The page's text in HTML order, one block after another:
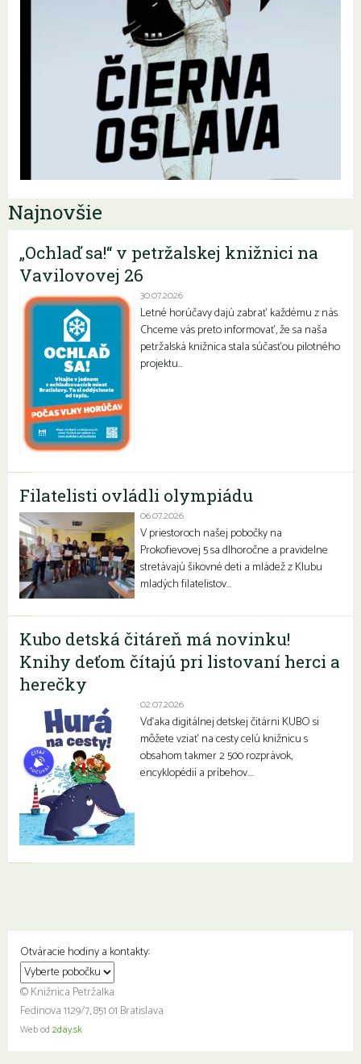
Najnovšie
„Ochlaď sa!“ v petržalskej knižnici na
Vavilovovej 26
30.07.2026
Letné horúčavy dajú zabrať každému z nás.
Chceme vás preto informovať, že sa naša
petržalská knižnica stala súčasťou pilotného
projektu…
Filatelisti ovládli olympiádu
06.07.2026
V priestoroch našej pobočky na
Prokofievovej 5 sa dlhoročne a pravidelne
stretávajú šikovné deti a mládež z Klubu
mladých filatelistov…
Kubo detská čitáreň má novinku!
Knihy deťom čítajú pri listovaní herci a
herečky
02.07.2026
Vďaka digitálnej detskej čitárni KUBO si
môžete vziať na cesty celú knižnicu s
obsahom takmer 2 500 rozprávok,
encyklopédií a príbehov….
Otváracie hodiny a kontakty:
© Knižnica Petržalka
Fedinova 1129/7, 851 01 Bratislava
Web od 2day.sk